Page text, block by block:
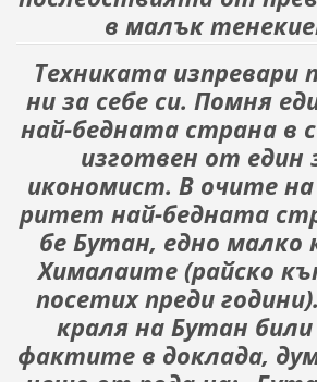
в малък
Техниката изпревари
ни за себе си. По­мня
най-бедната страна в
изготвен от един
икономист. В очите
ритет най-бедната
бе Бутан, едно малко
Хималаите (райско
посетих преди
краля на Бутан
фактите в доклада,